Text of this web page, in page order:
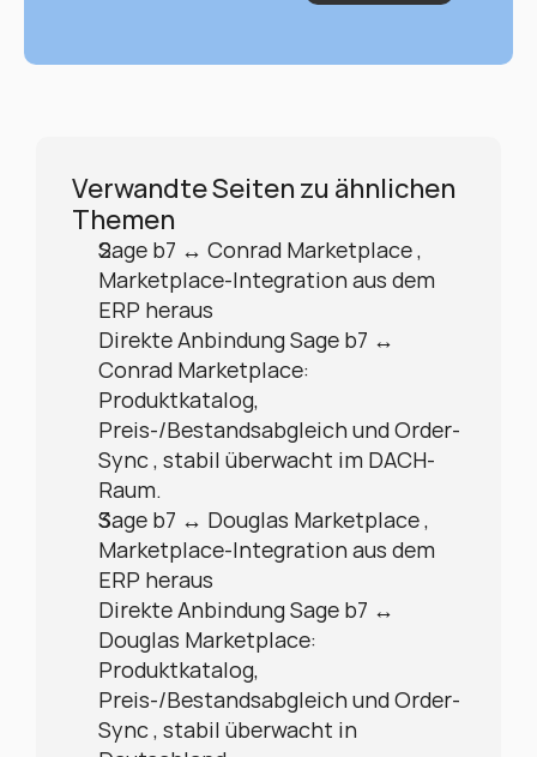
Verwandte Seiten zu ähnlichen
Themen
Sage b7 ↔ Conrad Marketplace ,
Marketplace-Integration aus dem
ERP heraus
Direkte Anbindung Sage b7 ↔
Conrad Marketplace:
Produktkatalog,
Preis-/Bestandsabgleich und Order-
Sync , stabil überwacht im DACH-
Raum.
Sage b7 ↔ Douglas Marketplace ,
Marketplace-Integration aus dem
ERP heraus
Direkte Anbindung Sage b7 ↔
Douglas Marketplace:
Produktkatalog,
Preis-/Bestandsabgleich und Order-
Sync , stabil überwacht in